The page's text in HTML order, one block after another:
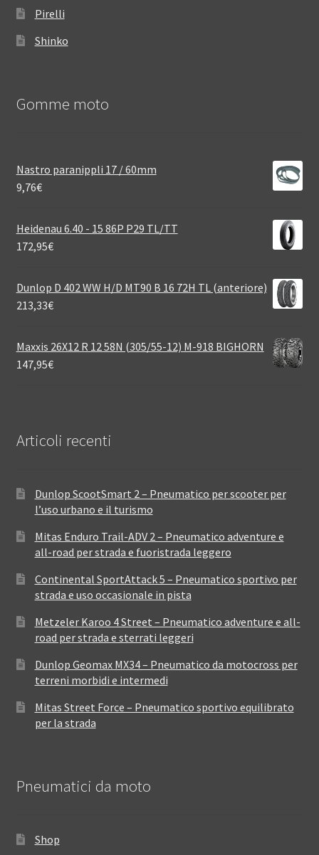
Pirelli
Shinko
Gomme moto
Nastro paranippli 17 / 60mm
9,76€
Heidenau 6.40 - 15 86P P29 TL/TT
172,95€
Dunlop D 402 WW H/D MT90 B 16 72H TL (anteriore)
213,33€
Maxxis 26X12 R 12 58N (305/55-12) M-918 BIGHORN
147,95€
Articoli recenti
Dunlop ScootSmart 2 – Pneumatico per scooter per
l’uso urbano e il turismo
Mitas Enduro Trail-ADV 2 – Pneumatico adventure e
all-road per strada e fuoristrada leggero
Continental SportAttack 5 – Pneumatico sportivo per
strada e uso occasionale in pista
Metzeler Karoo 4 Street – Pneumatico adventure e all-
road per strada e sterrati leggeri
Dunlop Geomax MX34 – Pneumatico da motocross per
terreni morbidi e intermedi
Mitas Street Force – Pneumatico sportivo equilibrato
per la strada
Pneumatici da moto
Shop